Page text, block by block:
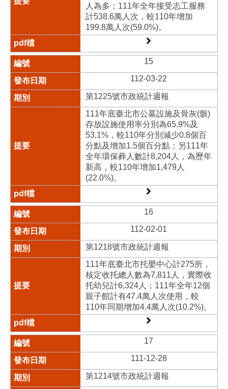
人為多；111年全年接受志工服務
計538.6萬人次，較110年增加
199.8萬人次(59.0%)。
15
112-03-22
第1225號市政統計週報
111年底臺北市公墓設施及骨灰(骸)
存放設施使用率分別為65.9%及
53.1%，較110年分別減少0.8個百
分點及增加1.5個百分點；另111年
全年環保葬人數計8,204人，為歷年
新高，較110年增加1,479人
(22.0%)。
16
112-02-01
第1218號市政統計週報
111年底臺北市托嬰中心計275所，
核定收托總人數為7,811人，實際收
托幼兒計6,324人；111年全年12個
親子館計有47.4萬人次使用，較
110年同期增加4.4萬人次(10.2%)。
17
111-12-28
第1214號市政統計週報